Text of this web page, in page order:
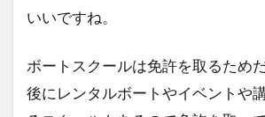
いいですね。
ボートスクールは免許を取るため
後にレンタルボートやイベントや